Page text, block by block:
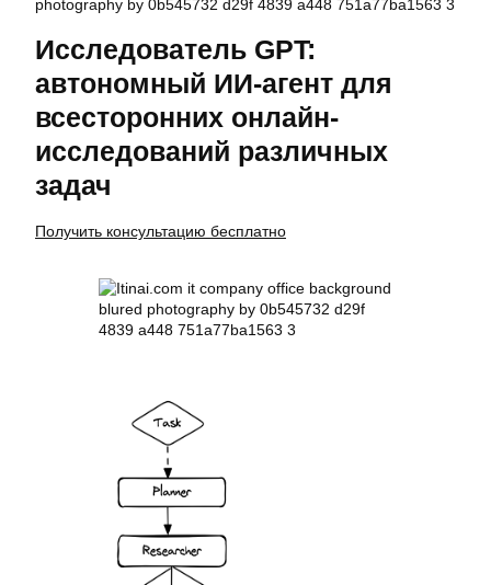
Исследователь GPT:
автономный ИИ-агент для
всесторонних онлайн-
исследований различных
задач
Получить консультацию бесплатно